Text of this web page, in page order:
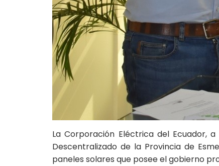
La Corporación Eléctrica del Ecuador,
Descentralizado de la Provincia de
paneles solares que posee el gobierno